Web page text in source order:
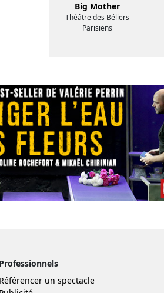
Big Mother
Théâtre des Béliers
Parisiens
Professionnels
Référencer un spectacle